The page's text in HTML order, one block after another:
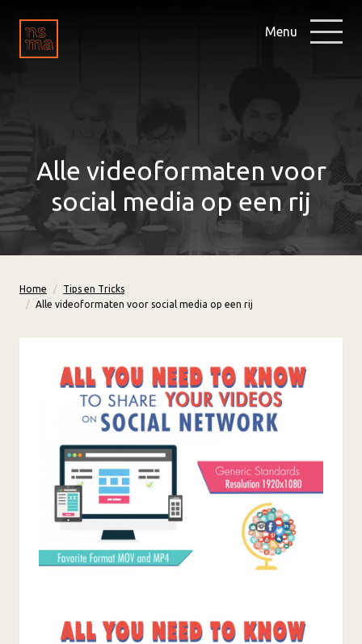
Menu
Alle videoformaten voor
social media op een rij
Home
Tips en Tricks
Alle videoformaten voor social media op een rij